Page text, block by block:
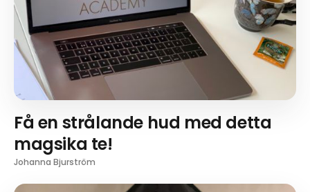
Få en strålande hud med detta
magsika te!
Johanna Bjurström